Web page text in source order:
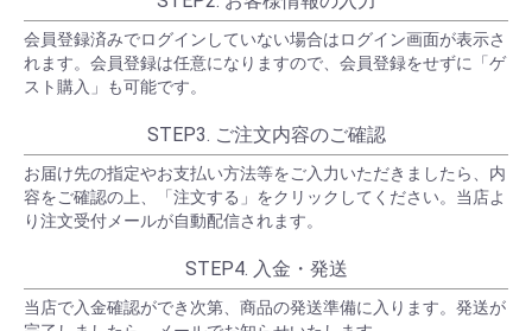
会員登録済みでログインしていない場合はログイン画面が表示さ
れます。会員登録は任意になりますので、会員登録をせずに「ゲ
スト購入」も可能です。
STEP3. ご注文内容のご確認
お届け先の指定やお支払い方法等をご入力いただきましたら、内
容をご確認の上、「注文する」をクリックしてください。当店よ
り注文受付メールが自動配信されます。
STEP4. 入金・発送
当店で入金確認ができ次第、商品の発送準備に入ります。発送が